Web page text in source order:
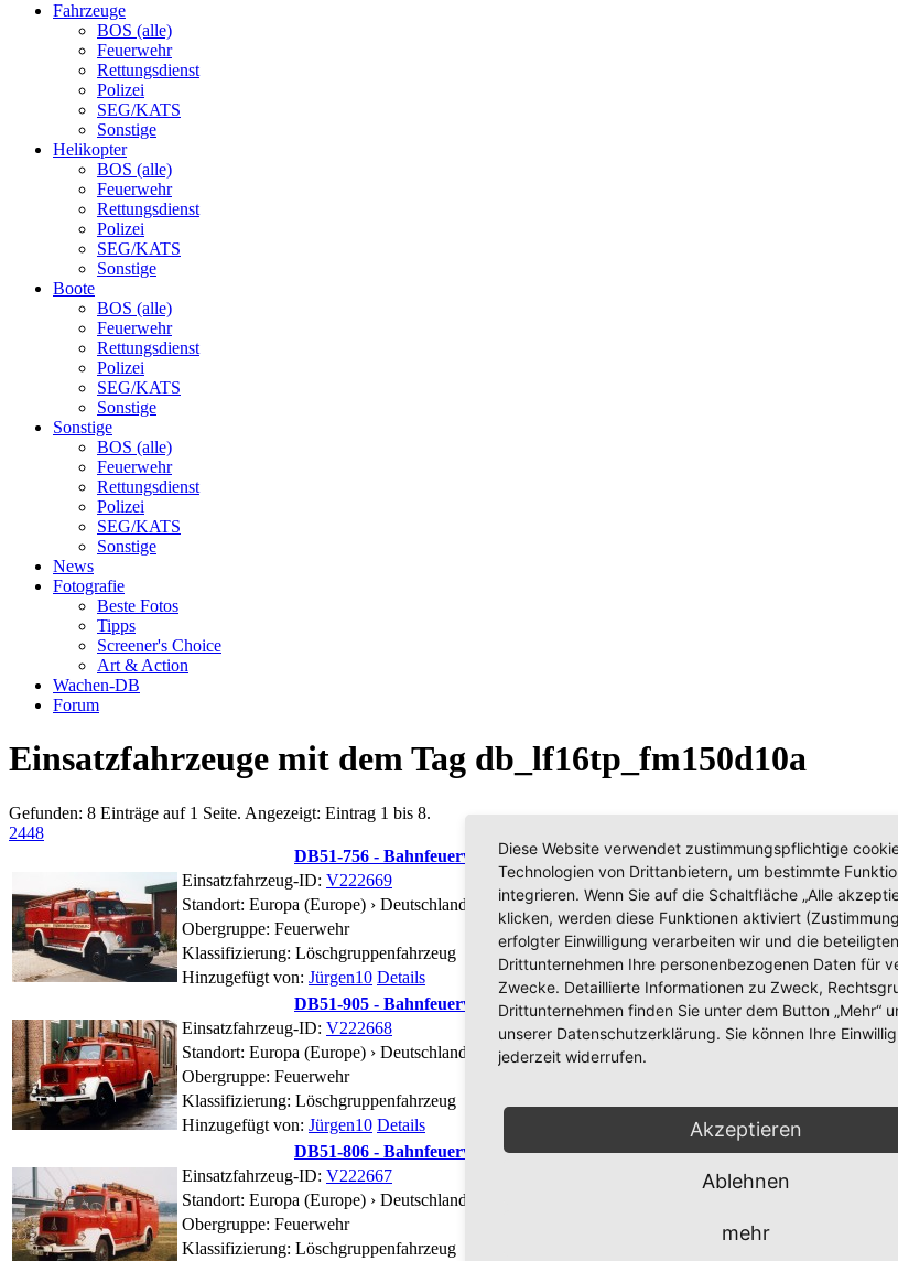
Fahrzeuge
BOS (alle)
Feuerwehr
Rettungsdienst
Polizei
SEG/KATS
Sonstige
Helikopter
BOS (alle)
Feuerwehr
Rettungsdienst
Polizei
SEG/KATS
Sonstige
Boote
BOS (alle)
Feuerwehr
Rettungsdienst
Polizei
SEG/KATS
Sonstige
Sonstige
BOS (alle)
Feuerwehr
Rettungsdienst
Polizei
SEG/KATS
Sonstige
News
Fotografie
Beste Fotos
Tipps
Screener's Choice
Art & Action
Wachen-DB
Forum
Einsatzfahrzeuge mit dem Tag db_lf16tp_fm150d10a
Gefunden: 8 Einträge auf 1 Seite. Angezeigt: Eintrag 1 bis 8.
2448
DB51-756 - Bahnfeuerwehr - LF 16 TP (a.D.)
Einsatzfahrzeug-ID: V222669
Standort: Europa (Europe) › Deutschland (Germany) › Bundesbehörden ›Deutsche Bahn AG &
Obergruppe: Feuerwehr
Klassifizierung: Löschgruppenfahrzeug
Hinzugefügt von: Jürgen10 Details
DB51-905 - Bahnfeuerwehr - LF 16 TP (a.D.)
Einsatzfahrzeug-ID: V222668
Standort: Europa (Europe) › Deutschland (Germany) › Bundesbehörden ›
Deutsche Bahn AG &
Obergruppe: Feuerwehr
Klassifizierung: Löschgruppenfahrzeug
Hinzugefügt von: Jürgen10 Details
DB51-806 - Bahnfeuerwehr - LF 16 TP (a.D.)
Einsatzfahrzeug-ID: V222667
Standort: Europa (Europe) › Deutschland (Germany) › Bundesbehörden ›
Deutsche Bahn AG &
Obergruppe: Feuerwehr
Klassifizierung: Löschgruppenfahrzeug
Diese Website verwendet zustimmungspflichtige
Technologien von Drittanbietern, um bestimmte
integrieren. Wenn Sie auf die Schaltfläche „Alle
klicken, werden diese Funktionen aktiviert
erfolgter Einwilligung verarbeiten wir und die beteiligten
Drittunternehmen Ihre personenbezogenen Daten für
Zwecke. Detaillierte Informationen zu Zweck,
Drittunternehmen finden Sie unter dem Button „Mehr“
unserer Datenschutzerklärung. Sie können Ihre
jederzeit widerrufen.
Akzeptieren
Ablehnen
mehr